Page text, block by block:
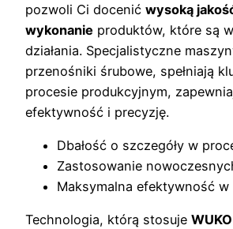
pozwoli Ci docenić wysoką
wykonanie produktów, które są
działania. Specjalistyczne
przenośniki śrubowe, spełniają
procesie produkcyjnym,
efektywność i precyzję.
Dbałość o szczegóły w
Zastosowanie
Maksymalna efektywność
Technologia, którą stosuje